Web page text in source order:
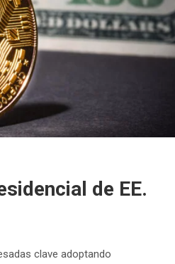
de EE.
clave adoptando